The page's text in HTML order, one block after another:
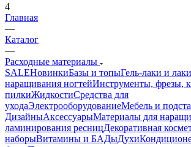
4
Главная
—
Каталог
—
Расходные материалы
SALEНовинкиБазы и топыГель-лаки и лаки
наращивания ногтейИнструменты, фрезы,
пилкиЖидкостиСредства для
уходаЭлектрооборудованиеМебель и
ДизайныАксессуарыМатериалы для
ламинирования ресницДекоративная
наборыВитамины и БАДыДухи